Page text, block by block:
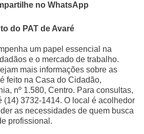
no WhatsApp
do PAT de Avaré
um papel essencial na
e o mercado de trabalho.
mais informações sobre as
feito na Casa do Cidadão,
nº 1.580, Centro. Para consultas,
(14) 3732-1414. O local é acolhedor
as necessidades de quem busca
profissional.